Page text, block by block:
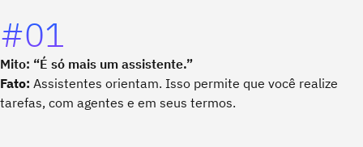
#01
Mito: “É só mais um assistente.”
Fato: Assistentes orientam. Isso permite que você realize
tarefas, com agentes e em seus termos.